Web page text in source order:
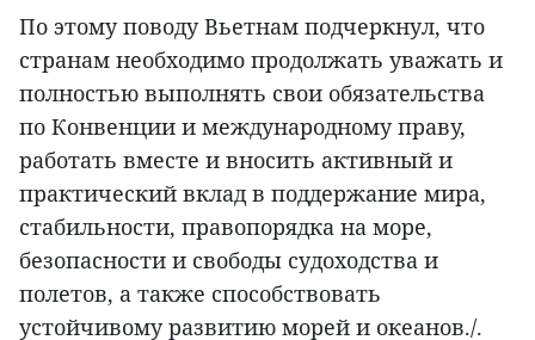
По этому поводу Вьетнам подчеркнул, что
странам необходимо продолжать уважать и
полностью выполнять свои обязательства
по Конвенции и международному праву,
работать вместе и вносить активный и
практический вклад в поддержание мира,
стабильности, правопорядка на море,
безопасности и свободы судоходства и
полетов, а также способствовать
устойчивому развитию морей и океанов./.